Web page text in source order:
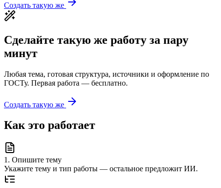
Создать такую же
Сделайте такую же работу за пару
минут
Любая тема, готовая структура, источники и оформление по
ГОСТу. Первая работа — бесплатно.
Создать такую же
Как это работает
1 . Опишите тему
Укажите тему и тип работы — остальное предложит ИИ.